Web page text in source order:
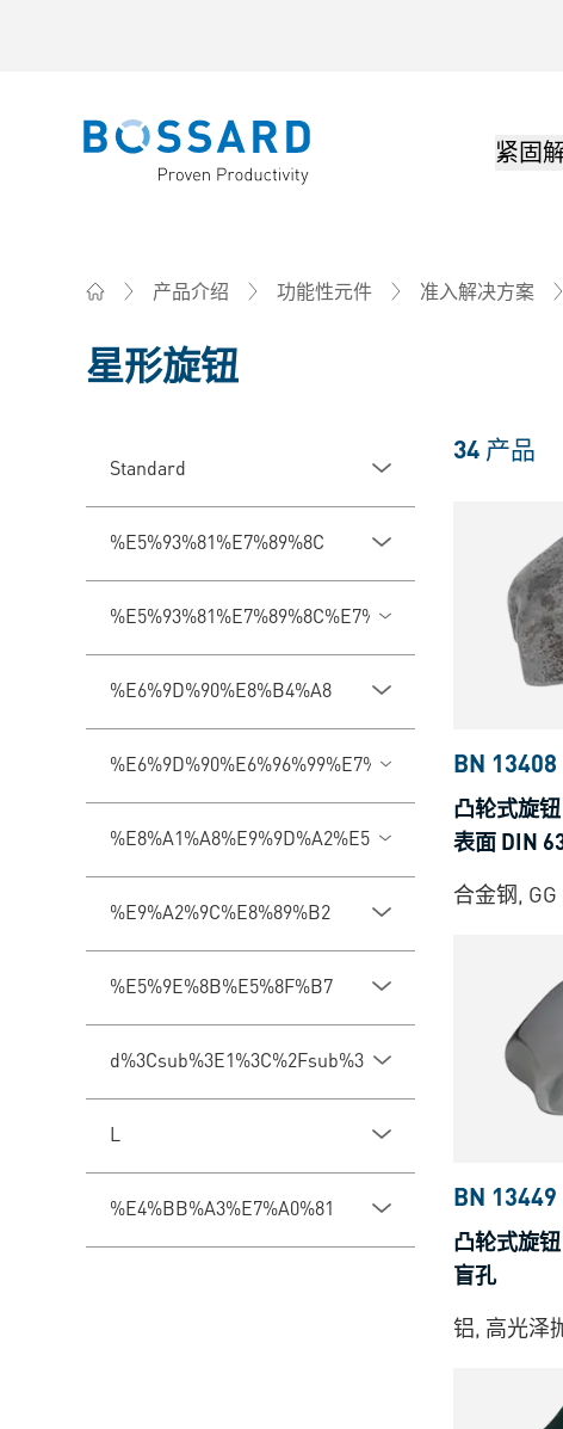
Bossard homepage 紧固
产品介绍 功能性元件 准入解决方案
星形旋钮
Standard
%E5%93%81%E7%89%8C
%E5%93%81%E7%89%8C%E7%B3%BB%E5%88%97
%E6%9D%90%E8%B4%A8
%E6%9D%90%E6%96%99%E7%B1%BB%E5%9E%8B
%E8%A1%A8%E9%9D%A2%E5%A4%84%E7%90%86
%E9%A2%9C%E8%89%B2
%E5%9E%8B%E5%8F%B7
d%3Csub%3E1%3C%2Fsub%3E
L
%E4%BB%A3%E7%A0%81
34 产品
BN 13408
凸轮式旋
表面 DIN
合金钢,
BN 13449
凸轮式旋
盲孔
铝, 高光泽